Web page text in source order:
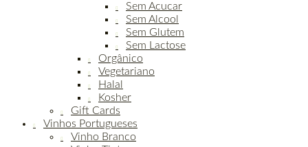
Sem Acucar
Sem Alcool
Sem Glutem
Sem Lactose
Orgânico
Vegetariano
Halal
Kosher
Gift Cards
Vinhos Portugueses
Vinho Branco